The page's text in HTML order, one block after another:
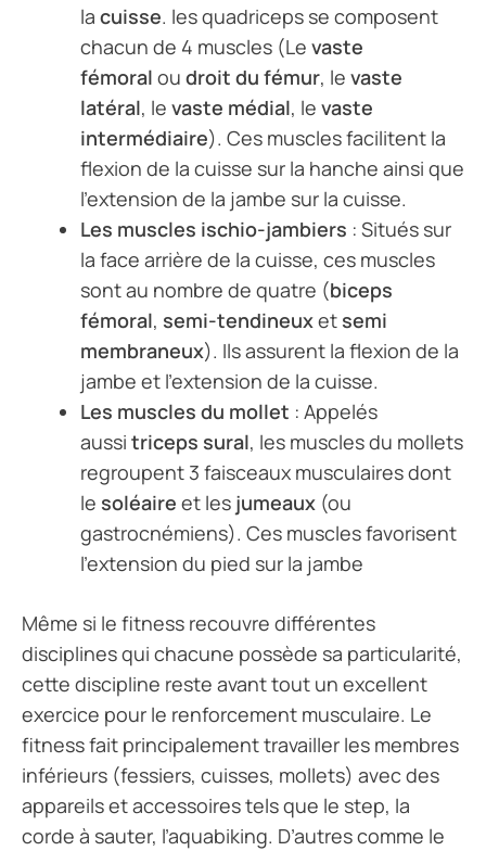
la cuisse. les quadriceps se composent
chacun de 4 muscles (Le vaste
fémoral ou droit du fémur, le vaste
latéral, le vaste médial, le vaste
intermédiaire). Ces muscles facilitent la
flexion de la cuisse sur la hanche ainsi que
l’extension de la jambe sur la cuisse.
Les muscles ischio-jambiers : Situés sur
la face arrière de la cuisse, ces muscles
sont au nombre de quatre (biceps
fémoral, semi-tendineuxet semi
membraneux). Ils assurent la flexion de la
jambe et l’extension de la cuisse.
Les muscles du mollet : Appelés
aussi triceps sural, les muscles du mollets
regroupent 3 faisceaux musculaires dont
le soléaire et les jumeaux (ou
gastrocnémiens). Ces muscles favorisent
l’extension du pied sur la jambe
Même si le fitness recouvre différentes
disciplines qui chacune possède sa particularité,
cette discipline reste avant tout un excellent
exercice pour le renforcement musculaire. Le
fitness fait principalement travailler les membres
inférieurs (fessiers, cuisses, mollets) avec des
appareils et accessoires tels que le step, la
corde à sauter, l’aquabiking. D’autres comme le